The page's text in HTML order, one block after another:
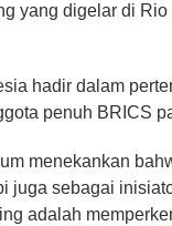
yang digelar di Rio
hadir dalam
penuh BRICS
menekankan
juga sebagai
adalah